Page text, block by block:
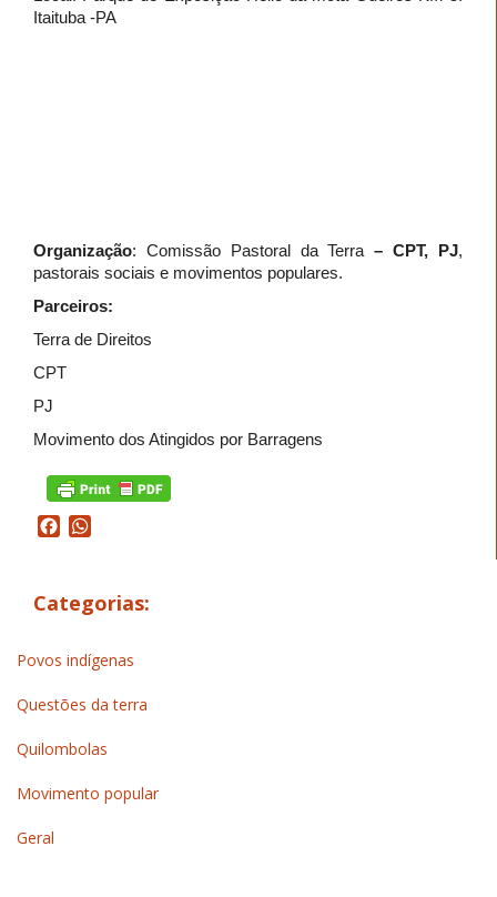
Itaituba -PA
Organização: Comissão Pastoral da Terra– CPT, PJ,
pastorais sociais e movimentos populares.
Parceiros:
Terra de Direitos
CPT
PJ
Movimento dos Atingidos por Barragens
Facebook
Categorias:
Povos indígenas
Questões da terra
Quilombolas
Movimento popular
Geral